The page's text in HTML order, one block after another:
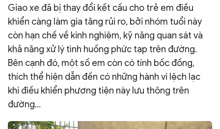
Giao xe đã bị thay đổi kết cấu cho trẻ em điều
khiển càng làm gia tăng rủi ro, bởi nhóm tuổi này
còn hạn chế về kinh nghiệm, kỹ năng quan sát và
khả năng xử lý tình huống phức tạp trên đường.
Bên cạnh đó, một số em còn có tính bốc đồng,
thích thể hiện dẫn đến có những hành vi lệch lạc
khi điều khiển phương tiện này lưu thông trên
đường...